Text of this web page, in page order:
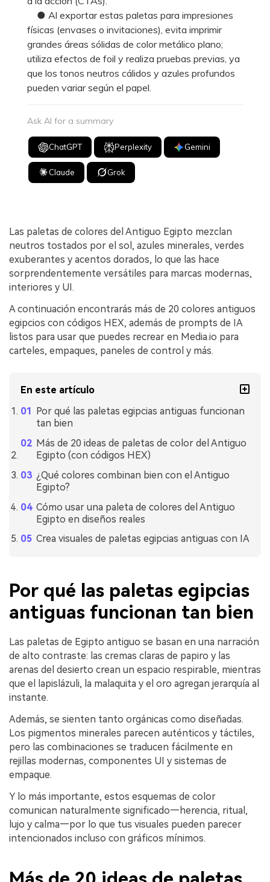
● Al exportar estas paletas para impresiones
físicas (envases o invitaciones), evita imprimir
grandes áreas sólidas de color metálico plano;
utiliza efectos de foil y realiza pruebas previas, ya
que los tonos neutros cálidos y azules profundos
pueden variar según el papel.
Ask AI for a summary
ChatGPT Perplexity Gemini
Claude Grok
Las paletas de colores del Antiguo Egipto mezclan
neutros tostados por el sol, azules minerales, verdes
exuberantes y acentos dorados, lo que las hace
sorprendentemente versátiles para marcas modernas,
interiores y UI.
A continuación encontrarás más de 20 colores antiguos
egipcios con códigos HEX, además de prompts de IA
listos para usar que puedes recrear en Media.io para
carteles, empaques, paneles de control y más.
En este artículo
Por qué las paletas egipcias antiguas funcionan
tan bien
Más de 20 ideas de paletas de color del Antiguo
Egipto (con códigos HEX)
¿Qué colores combinan bien con el Antiguo
Egipto?
Cómo usar una paleta de colores del Antiguo
Egipto en diseños reales
Crea visuales de paletas egipcias antiguas con IA
Por qué las paletas egipcias
antiguas funcionan tan bien
Las paletas de Egipto antiguo se basan en una narración
de alto contraste: las cremas claras de papiro y las
arenas del desierto crean un espacio respirable, mientras
que el lapislázuli, la malaquita y el oro agregan jerarquía al
instante.
Además, se sienten tanto orgánicas como diseñadas.
Los pigmentos minerales parecen auténticos y táctiles,
pero las combinaciones se traducen fácilmente en
rejillas modernas, componentes UI y sistemas de
empaque.
Y lo más importante, estos esquemas de color
comunican naturalmente significado—herencia, ritual,
lujo y calma—por lo que tus visuales pueden parecer
intencionados incluso con gráficos mínimos.